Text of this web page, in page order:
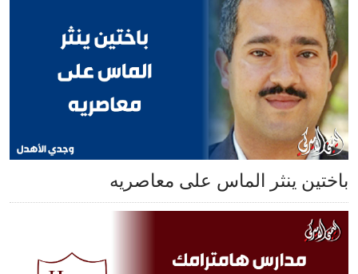
باختين ينثر الماس على معاصريه